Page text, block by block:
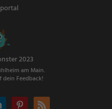
2023
am Main.
Feedback!